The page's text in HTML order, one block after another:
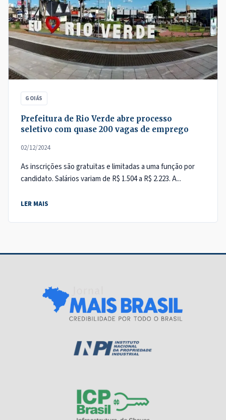
GOIÁS
Prefeitura de Rio Verde abre processo
seletivo com quase 200 vagas de emprego
02/12/2024
As inscrições são gratuitas e limitadas a uma função por
candidato. Salários variam de R$ 1.504 a R$ 2.223. A...
LER MAIS